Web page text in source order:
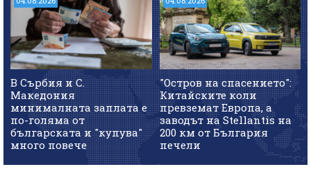
В Сърбия и С.
Македония
минималната заплата е
по-голяма от
българската и "купува"
много повече
"Остров на спасението":
Китайските коли
превземат Европа, а
заводът на Stellantis на
200 км от България
печели